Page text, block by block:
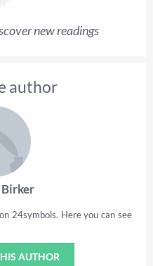
new readings
author
Birker
24symbols. Here you can see
AUTHOR